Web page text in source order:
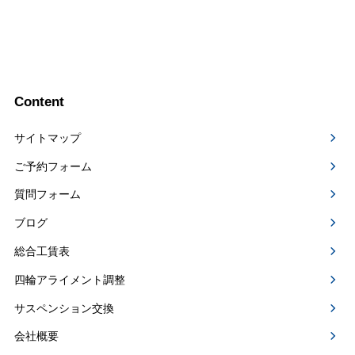
Content
サイトマップ
ご予約フォーム
質問フォーム
ブログ
総合工賃表
四輪アライメント調整
サスペンション交換
会社概要